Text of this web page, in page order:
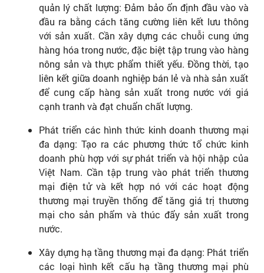
quản lý chất lượng: Đảm bảo ổn định đầu vào và
đầu ra bằng cách tăng cường liên kết lưu thông
với sản xuất. Cần xây dựng các chuỗi cung ứng
hàng hóa trong nước, đặc biệt tập trung vào hàng
nông sản và thực phẩm thiết yếu. Đồng thời, tạo
liên kết giữa doanh nghiệp bán lẻ và nhà sản xuất
để cung cấp hàng sản xuất trong nước với giá
cạnh tranh và đạt chuẩn chất lượng.
Phát triển các hình thức kinh doanh thương mại
đa dạng: Tạo ra các phương thức tổ chức kinh
doanh phù hợp với sự phát triển và hội nhập của
Việt Nam. Cần tập trung vào phát triển thương
mại điện tử và kết hợp nó với các hoạt động
thương mại truyền thống để tăng giá trị thương
mại cho sản phẩm và thúc đẩy sản xuất trong
nước.
Xây dựng hạ tầng thương mại đa dạng: Phát triển
các loại hình kết cấu hạ tầng thương mại phù